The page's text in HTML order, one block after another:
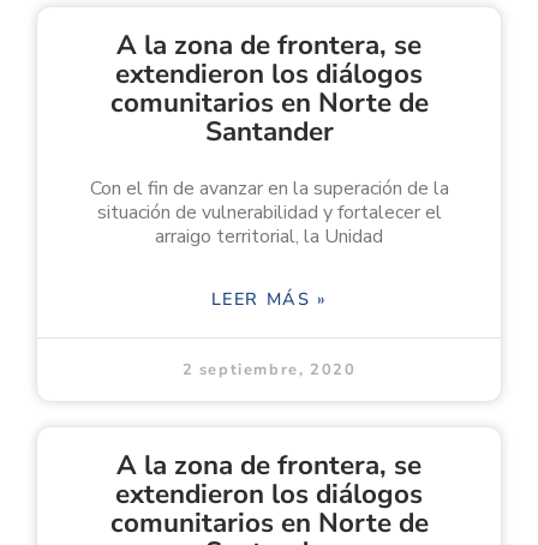
A la zona de frontera, se
extendieron los diálogos
comunitarios en Norte de
Santander
Con el fin de avanzar en la superación de la
situación de vulnerabilidad y fortalecer el
arraigo territorial, la Unidad
LEER MÁS »
2 septiembre, 2020
A la zona de frontera, se
extendieron los diálogos
comunitarios en Norte de